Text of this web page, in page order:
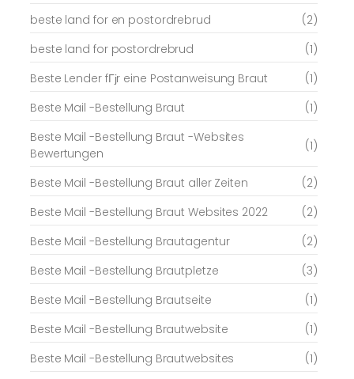
beste land for en postordrebrud
(2)
beste land for postordrebrud
(1)
Beste Lender fГјr eine Postanweisung Braut
(1)
Beste Mail -Bestellung Braut
(1)
Beste Mail -Bestellung Braut -Websites
Bewertungen
(1)
Beste Mail -Bestellung Braut aller Zeiten
(2)
Beste Mail -Bestellung Braut Websites 2022
(2)
Beste Mail -Bestellung Brautagentur
(2)
Beste Mail -Bestellung Brautpletze
(3)
Beste Mail -Bestellung Brautseite
(1)
Beste Mail -Bestellung Brautwebsite
(1)
Beste Mail -Bestellung Brautwebsites
(1)